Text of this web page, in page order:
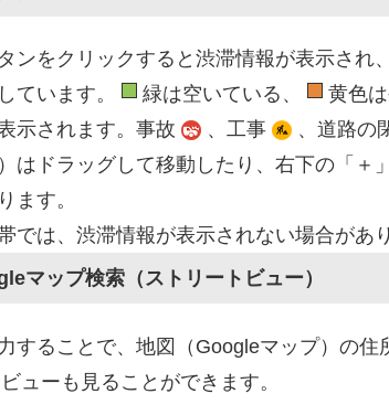
ンをクリックすると渋滞情報が表示さ
ています。
緑は空いている、 黄色は
示されます。事故
、工事 、道路の
はドラッグして移動したり、右下の「
ます。
では、渋滞情報が表示されない場合が
マップ検索（ストリートビュー）
することで、地図（Googleマップ）の
ューも見ることができます。